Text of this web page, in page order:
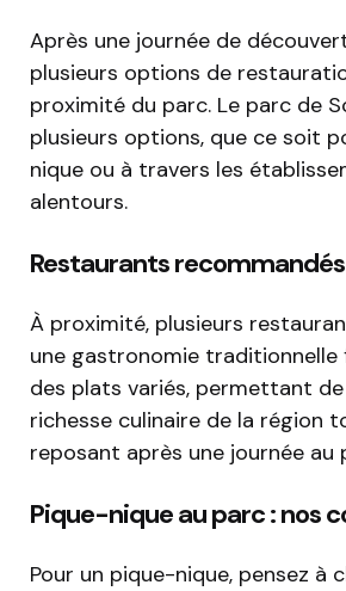
Après une journée de
plusieurs options de
proximité du parc. Le parc de
plusieurs options, que ce soit
nique ou à travers les
alentours.
Restaurants
À proximité, plusieurs
une gastronomie traditionnelle
des plats variés, permettant
richesse culinaire de la région
reposant après une journée au
Pique-nique au parc : nos
Pour un pique-nique, pensez à